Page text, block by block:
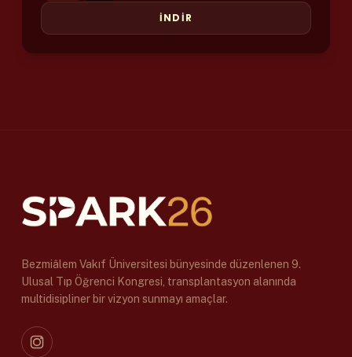
İNDİR
Bezmiâlem Vakıf Üniversitesi bünyesinde düzenlenen 9.
Ulusal Tıp Öğrenci Kongresi, transplantasyon alanında
multidisipliner bir vizyon sunmayı amaçlar.